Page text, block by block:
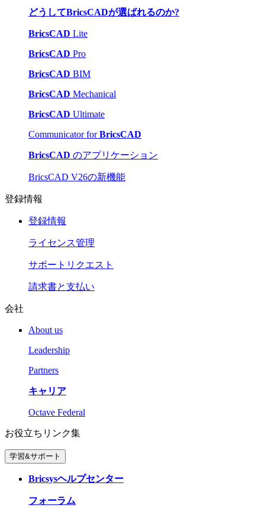
どうしてBricsCADが選ばれるのか?
BricsCAD Lite
BricsCAD Pro
BricsCAD BIM
BricsCAD Mechanical
BricsCAD Ultimate
Communicator forBricsCAD
BricsCAD のアプリケーション
BricsCAD V26の新機能
登録情報
登録情報
ライセンス管理
サポートリクエスト
請求書と支払い
会社
About us
Leadership
Partners
キャリア
Octave Federal
お役立ちリンク集
学習&サポート
Bricsysヘルプセンター
フォーラム